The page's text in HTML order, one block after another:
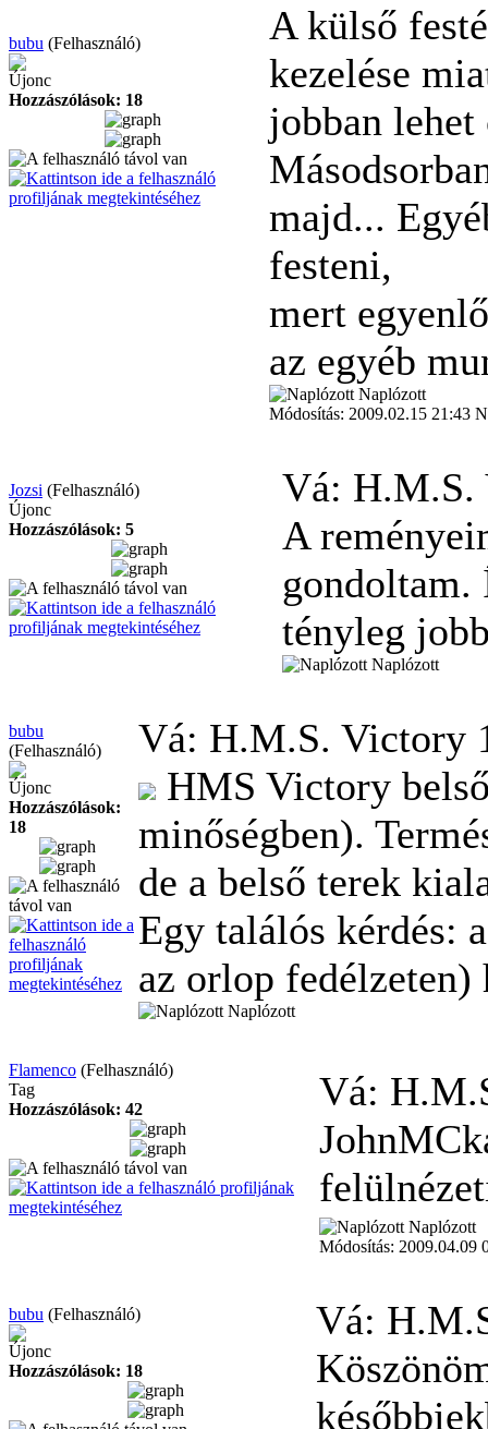
bubu (Felhasználó)
Újonc
Hozzászólások: 18
A külső
kezelése
jobban
majd...
festeni,
mert
az egyéb
Naplózott
Módosítás: 2009.02.15 21:43
Jozsi (Felhasználó)
Újonc
Hozzászólások: 5
Vá:
A
gondoltam.
tényleg
Naplózott
bubu
(Felhasználó)
Újonc
Hozzászólások:
18
Vá: H.M.S. Victory
HMS Victory
minőségben).
de a belső terek
Egy találós kérdés:
az orlop fedélzeten)
Naplózott
Flamenco (Felhasználó)
Tag
Hozzászólások: 42
Vá:
Naplózott
Módosítás: 2009.04.09
bubu (Felhasználó)
Újonc
Hozzászólások: 18
Vá: